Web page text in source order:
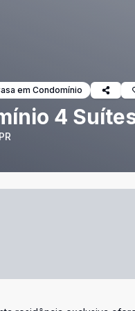
em Condomínio
4